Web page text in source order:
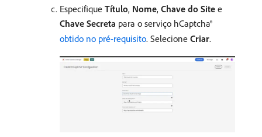
Especifique Título, Nome, Chave do Site e
Chave Secreta para o serviço hCaptcha®
obtido no pré-requisito. Selecione Criar.